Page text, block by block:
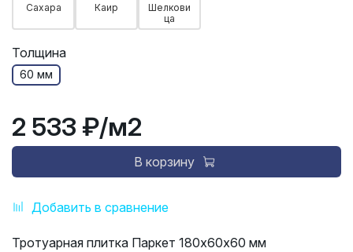
Добавить в сравнение
Сахара Каир
Шелкови
ца
Толщина
60 мм
2 533 ₽/м2
В корзину
Тротуарная плитка Паркет 180х60х60 мм